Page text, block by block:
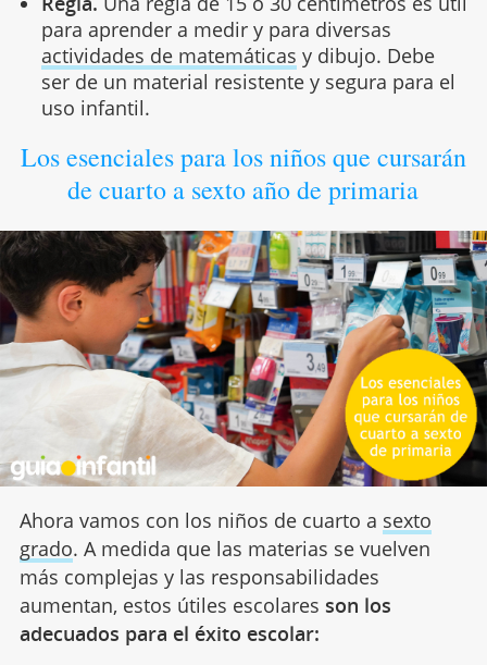
para aprender a medir y para diversas
actividades de matemáticas y dibujo. Debe
ser de un material resistente y segura para el
uso infantil.
Los esenciales para los niños que cursarán
de cuarto a sexto año de primaria
Ahora vamos con los niños de cuarto a sexto
grado. A medida que las materias se vuelven
más complejas y las responsabilidades
aumentan, estos útiles escolares son los
adecuados para el éxito escolar: